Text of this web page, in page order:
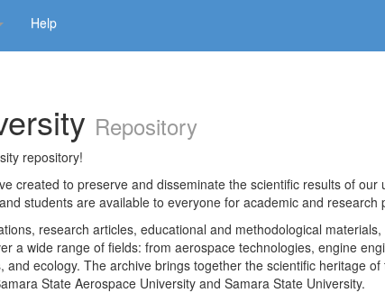
Help
Repository
repository!
created to preserve and disseminate the scientific results of our
students are available to everyone for academic and research
research articles, educational and methodological
a wide range of fields: from aerospace technologies, engine
and ecology. The archive brings together the scientific heritage
State Aerospace University and Samara State University.